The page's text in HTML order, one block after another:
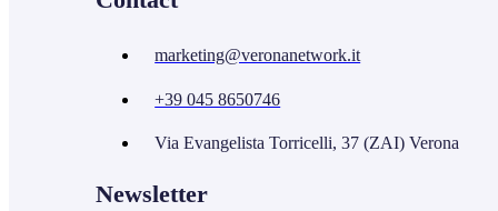
marketing@veronanetwork.it
+39 045 8650746
Via Evangelista Torricelli, 37 (ZAI) Verona
Newsletter